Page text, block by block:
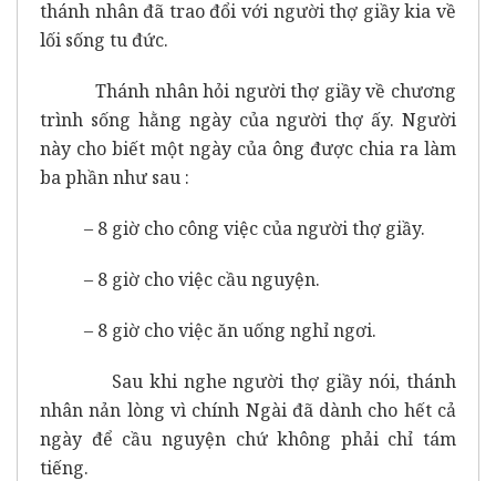
thánh nhân đã trao đổi với người thợ giầy kia về
lối sống tu đức.
Thánh nhân hỏi người thợ giầy về chương
trình sống hằng ngày của người thợ ấy. Người
này cho biết một ngày của ông được chia ra làm
ba phần như sau :
– 8 giờ cho công việc của người thợ giầy.
– 8 giờ cho việc cầu nguyện.
– 8 giờ cho việc ăn uống nghỉ ngơi.
Sau khi nghe người thợ giầy nói, thánh
nhân nản lòng vì chính Ngài đã dành cho hết cả
ngày để cầu nguyện chứ không phải chỉ tám
tiếng.